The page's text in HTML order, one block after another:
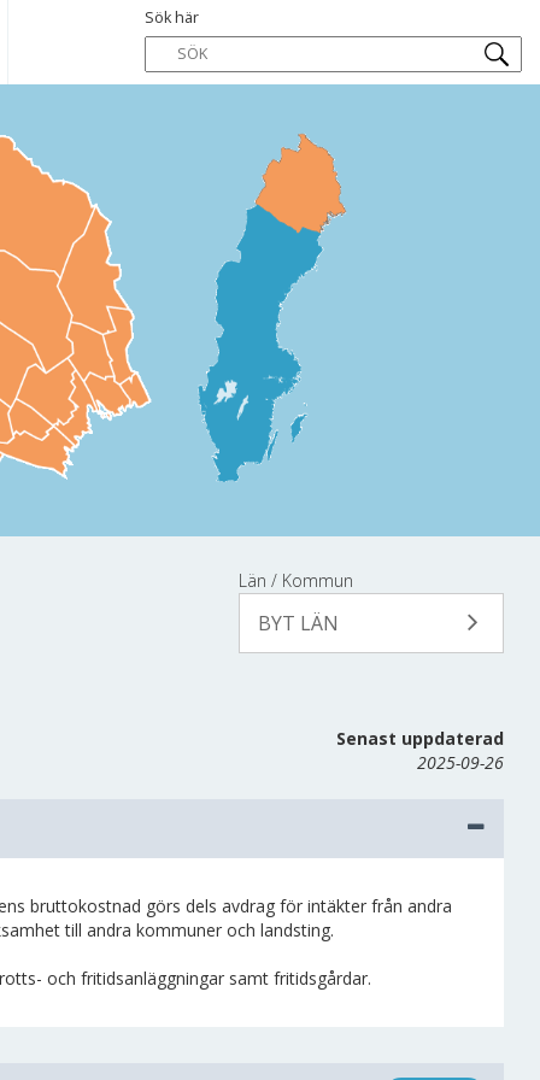
Sök här
Län / Kommun
BYT LÄN
Senast uppdaterad
2025-09-26
bruttokostnad görs dels avdrag för intäkter från andra
till andra kommuner och landsting.
och fritidsanläggningar samt fritidsgårdar.